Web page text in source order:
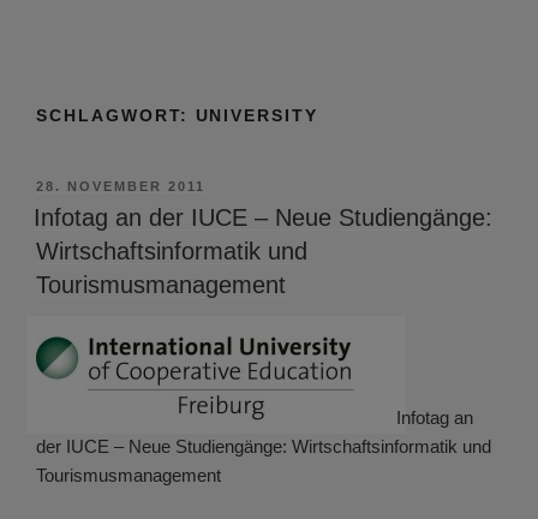
SCHLAGWORT: UNIVERSITY
VERÖFFENTLICHT
AM
28. NOVEMBER 2011
Infotag an der IUCE – Neue Studiengänge:
Wirtschaftsinformatik und
Tourismusmanagement
Infotag an
der IUCE – Neue Studiengänge: Wirtschaftsinformatik und
Tourismusmanagement